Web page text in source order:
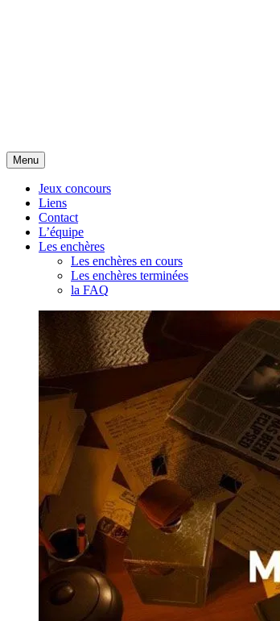
Menu Aller
au
contenu
Jeux concours
Liens
Contact
L’équipe
Les enchères
Les enchères en cours
Les enchères terminées
la FAQ